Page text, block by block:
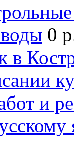
0
в
и